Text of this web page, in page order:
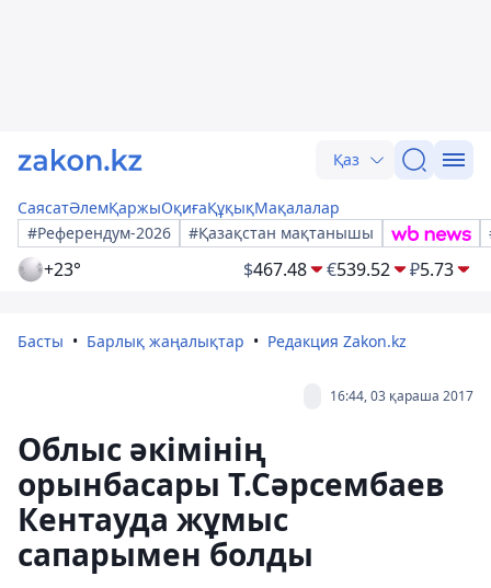
Қаз
СаясатӘлемҚаржыОқиғаҚұқықМақалалар
#Референдум-2026
#Қазақстан мақтанышы
+23° $467.48 €539.52 ₽5.73
Басты Барлық жаңалықтар Редакция Zakon.kz
16:44, 03 қараша 2017
Облыс әкімінің
орынбасары Т.Сәрсембаев
Кентауда жұмыс
сапарымен болды